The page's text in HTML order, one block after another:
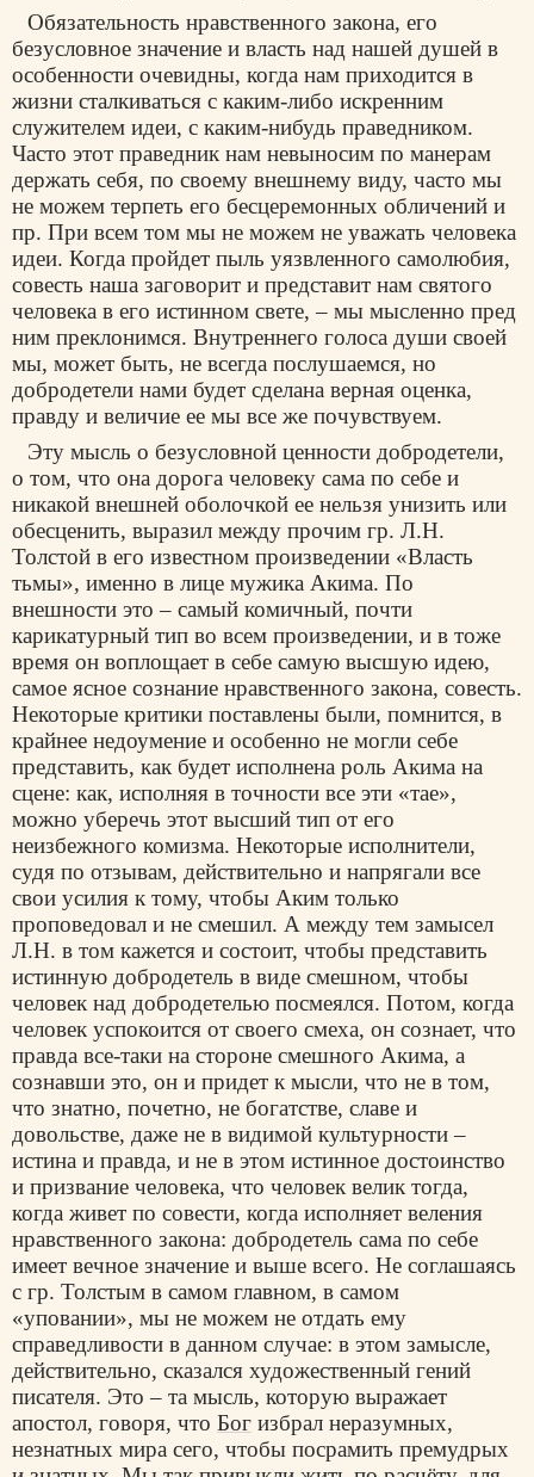
Обязательность нравственного закона, его
безусловное значение и власть над нашей душей в
особенности очевидны, когда нам приходится в
жизни сталкиваться с каким-либо искренним
служителем идеи, с каким-нибудь праведником.
Часто этот праведник нам невыносим по манерам
держать себя, по своему внешнему виду, часто мы
не можем терпеть его бесцеремонных обличений и
пр. При всем том мы не можем не уважать человека
идеи. Когда пройдет пыль уязвленного самолюбия,
совесть наша заговорит и представит нам святого
человека в его истинном свете, – мы мысленно пред
ним преклонимся. Внутреннего голоса души своей
мы, может быть, не всегда послушаемся, но
добродетели нами будет сделана верная оценка,
правду и величие ее мы все же почувствуем.
Эту мысль о безусловной ценности добродетели,
о том, что она дорога человеку сама по себе и
никакой внешней оболочкой ее нельзя унизить или
обесценить, выразил между прочим гр. Л.Н.
Толстой в его известном произведении «Власть
тьмы», именно в лице мужика Акима. По
внешности это – самый комичный, почти
карикатурный тип во всем произведении, и в тоже
время он воплощает в себе самую высшую идею,
самое ясное сознание нравственного закона, совесть.
Некоторые критики поставлены были, помнится, в
крайнее недоумение и особенно не могли себе
представить, как будет исполнена роль Акима на
сцене: как, исполняя в точности все эти «тае»,
можно уберечь этот высший тип от его
неизбежного комизма. Некоторые исполнители,
судя по отзывам, действительно и напрягали все
свои усилия к тому, чтобы Аким только
проповедовал и не смешил. А между тем замысел
Л.Н. в том кажется и состоит, чтобы представить
истинную добродетель в виде смешном, чтобы
человек над добродетелью посмеялся. Потом, когда
человек успокоится от своего смеха, он сознает, что
правда все-таки на стороне смешного Акима, а
сознавши это, он и придет к мысли, что не в том,
что знатно, почетно, не богатстве, славе и
довольстве, даже не в видимой культурности –
истина и правда, и не в этом истинное достоинство
и призвание человека, что человек велик тогда,
когда живет по совести, когда исполняет веления
нравственного закона: добродетель сама по себе
имеет вечное значение и выше всего. Не соглашаясь
с гр. Толстым в самом главном, в самом
«уповании», мы не можем не отдать ему
справедливости в данном случае: в этом замысле,
действительно, сказался художественный гений
писателя. Это – та мысль, которую выражает
апостол, говоря, что Бог избрал неразумных,
незнатных мира сего, чтобы посрамить премудрых